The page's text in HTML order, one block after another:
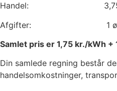
Handel:
Afgifter: 1
Samlet pris er 1,75 kr./kWh +
Din samlede regning består
handelsomkostninger,